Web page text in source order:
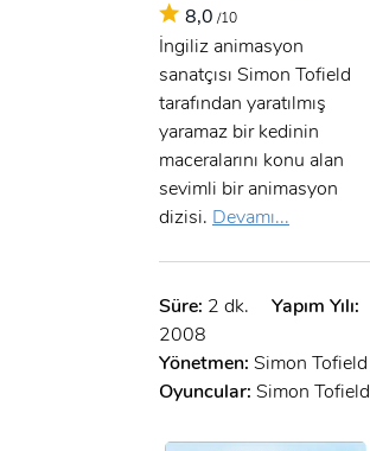
8,0 /10
İngiliz animasyon
sanatçısı Simon Tofield
tarafından yaratılmış
yaramaz bir kedinin
maceralarını konu alan
sevimli bir animasyon
dizisi. Devamı...
Süre: 2 dk.
Yapım Yılı:
2008
Yönetmen: Simon Tofield
Oyuncular: Simon Tofield